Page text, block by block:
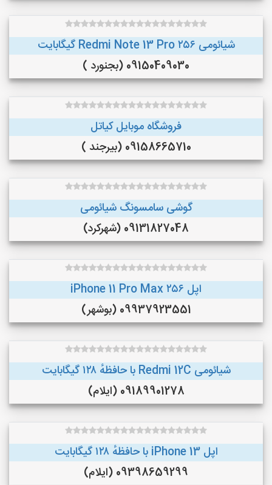
شیائومی Redmi Note 13 Pro ۲۵۶ گیگابایت
09150409030 (بجنورد )
فروشگاه موبایل کیاتل
09158665710 (بیرجند )
گوشی سامسونگ شیائومی
09131827048 (شهرکرد)
اپل iPhone 11 Pro Max ۲۵۶
09937923551 (بوشهر)
شیائومی Redmi 12C با حافظهٔ ۱۲۸ گیگابایت
09189901278 (ایلام)
اپل iPhone 13 با حافظهٔ ۱۲۸ گیگابایت
09398659299 (ایلام)